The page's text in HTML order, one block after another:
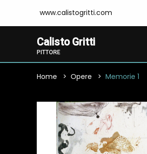
www.calistogritti.com
Calisto Gritti
PITTORE
Home Opere Memorie 1